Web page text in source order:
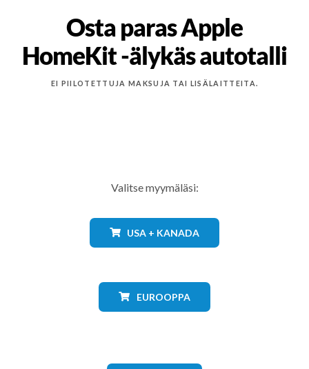
Osta paras Apple
HomeKit -älykäs autotalli
EI PIILOTETTUJA MAKSUJA TAI LISÄLAITTEITA.
Valitse myymäläsi:
USA + KANADA
EUROOPPA